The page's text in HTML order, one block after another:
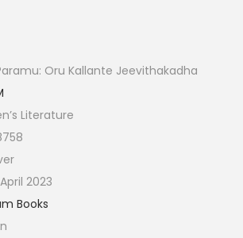
Oru Kallante Jeevithakadha
Literature
April 2023
Books